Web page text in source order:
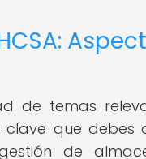
de temas
clave que debes
de